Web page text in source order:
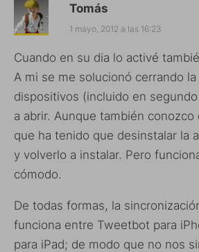
Tomás
1 mayo, 2012 a las 16:23
Cuando en su dia lo activé
A mi se me solucionó cerrando
dispositivos (incluido en
a abrir. Aunque también
que ha tenido que desinstalar la
y volverlo a instalar. Pero
cómodo.
De todas formas, la
funciona entre Tweetbot para
para iPad; de modo que no nos